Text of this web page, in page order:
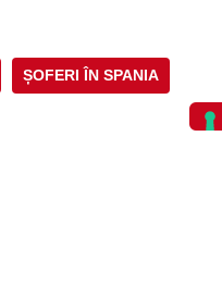
ȘOFERI ÎN SPANIA